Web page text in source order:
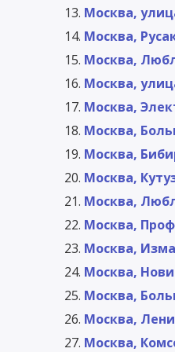
Москва,
Москва,
Москва,
Москва,
Москва,
Москва,
Москва,
Москва,
Москва,
Москва,
Москва,
Москва,
Москва,
Москва,
Москва,